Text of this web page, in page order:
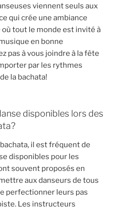
viennent seuls aux
qui crée une ambiance
tout le monde est invité à
en bonne
pas à vous joindre à la fête
par les rythmes
la bachata!
disponibles lors des
il est fréquent de
disponibles pour les
souvent proposés en
aux danseurs de tous
perfectionner leurs pas
Les instructeurs